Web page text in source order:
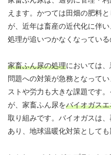
えます。かつては田畑の肥料
が、近年は畜産の近代化に伴
処理が追いつかなくなっている
家畜ふん尿の処理においては
問題への対策が急務となって
ストや労力も大きな課題です
が、家畜ふん尿をバイオガス
取り組みです。バイオガスは
あり、地球温暖化対策としても